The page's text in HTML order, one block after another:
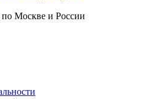
по Москве и России